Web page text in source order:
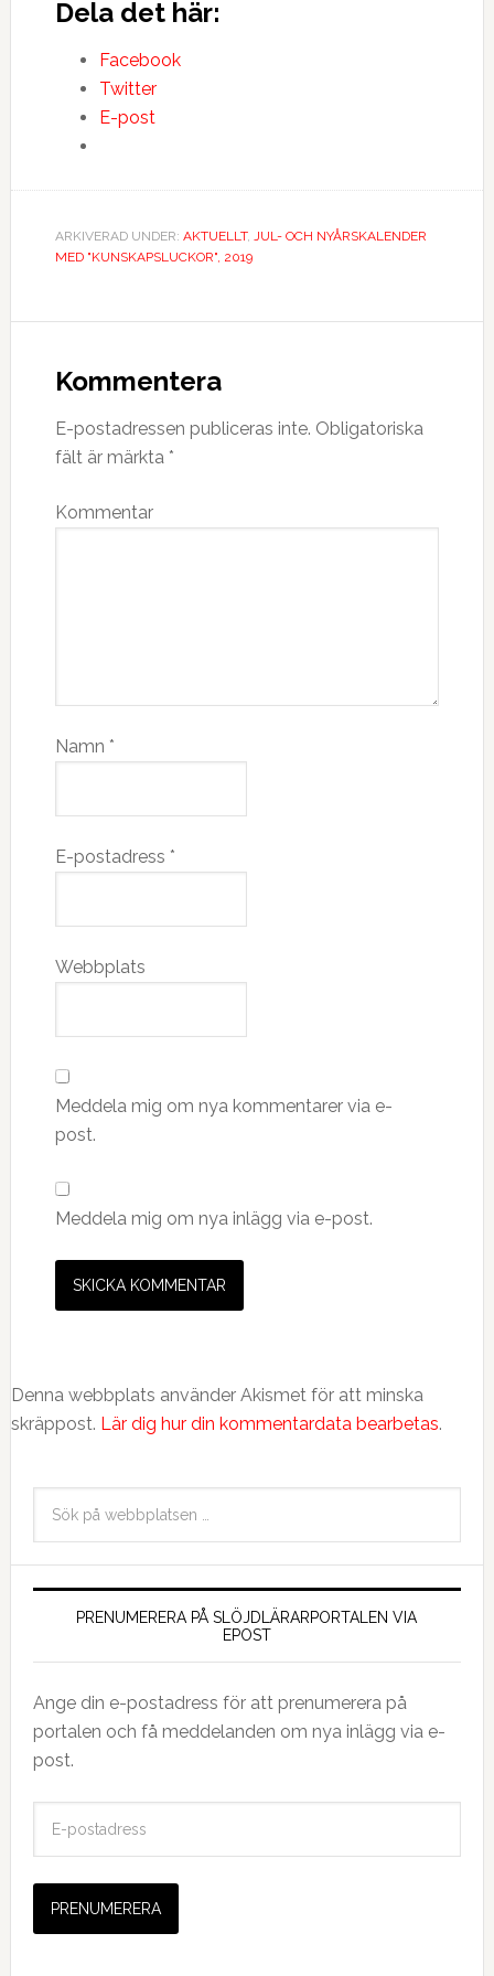
Dela det här:
Facebook
Twitter
E-post
ARKIVERAD UNDER: AKTUELLT, JUL- OCH NYÅRSKALENDER
MED "KUNSKAPSLUCKOR", 2019
Kommentera
E-postadressen publiceras inte. Obligatoriska
fält är märkta *
Kommentar
Namn *
E-postadress *
Webbplats
Meddela mig om nya kommentarer via e-
post.
Meddela mig om nya inlägg via e-post.
Denna webbplats använder Akismet för att minska
skräppost. Lär dig hur din kommentardata bearbetas.
PRENUMERERA PÅ SLÖJDLÄRARPORTALEN VIA
EPOST
Ange din e-postadress för att prenumerera på
portalen och få meddelanden om nya inlägg via e-
post.
s